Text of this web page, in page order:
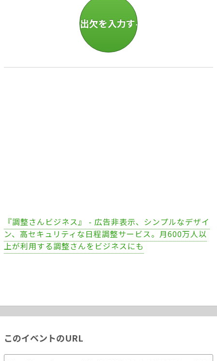
『調整さんビジネス』 - 広告非表示、シンプルなデザイ
ン、高セキュリティな日程調整サービス。月600万人以
上が利用する調整さんをビジネスにも
このイベントのURL